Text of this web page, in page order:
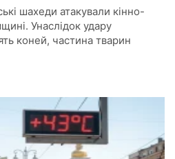
шахеди атакували кінно-
Унаслідок удару
коней, частина тварин